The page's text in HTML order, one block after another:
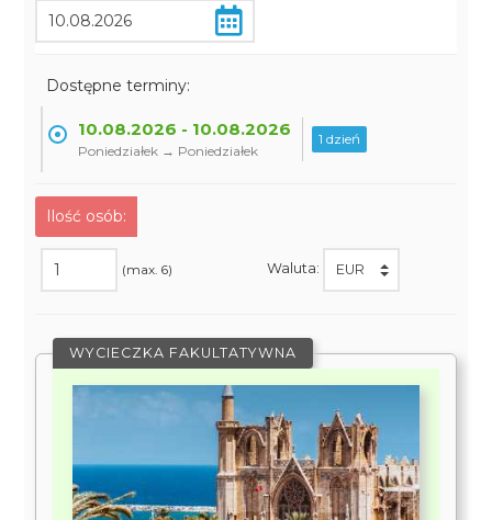
Dostępne terminy:
10.08.2026 - 10.08.2026
Poniedziałek → Poniedziałek
1 dzień
Ilość osób:
(max. 6) Waluta:
WYCIECZKA FAKULTATYWNA